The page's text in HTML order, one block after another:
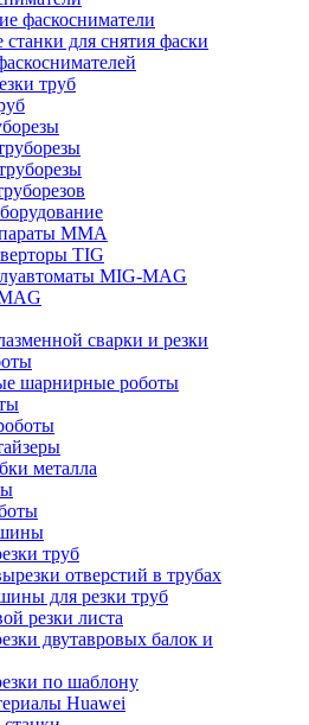
фаскосниматели
для снятия фаски
труб
MMA
TIG
MIG-MAG
сварки и резки
шарнирные роботы
металла
труб
отверстий в трубах
для резки труб
резки листа
двутавровых балок и
по шаблону
Huawei